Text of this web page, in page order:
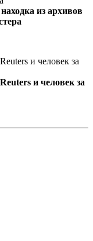
из архивов
и человек за